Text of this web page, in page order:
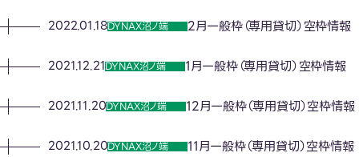
2月一般枠（専用貸切）空枠情報
2022.01.18DYNAX沼ノ端
1月一般枠（専用貸切）空枠情報
2021.12.21DYNAX沼ノ端
12月一般枠（専用貸切）空枠情報
2021.11.20DYNAX沼ノ端
11月一般枠（専用貸切）空枠情報
2021.10.20DYNAX沼ノ端